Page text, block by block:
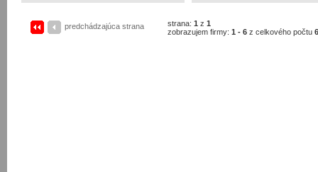
predchádzajúca strana strana: 1 z 1
zobrazujem firmy: 1 - 6 z celkového počtu 6